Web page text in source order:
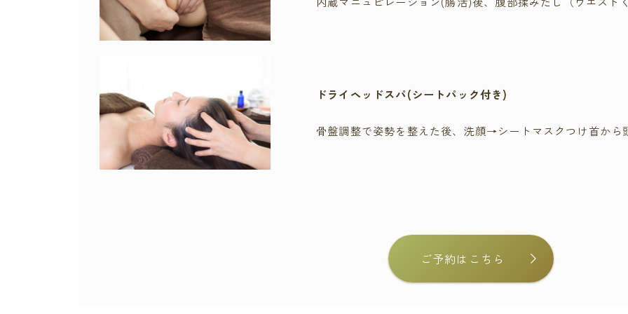
ドライヘッドスパ(シートパック付き)
骨盤調整で姿勢を整えた後、洗顔→シートマスクつけ首から
ご予約はこちら